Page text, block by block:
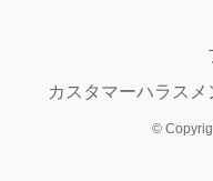
カスタマーハラス
©